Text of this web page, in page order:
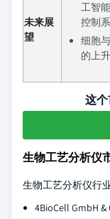
未来展
望
工智
控制
细胞
的上
这
生物工艺分析仪
生物工艺分析仪行
4BioCell GmbH &